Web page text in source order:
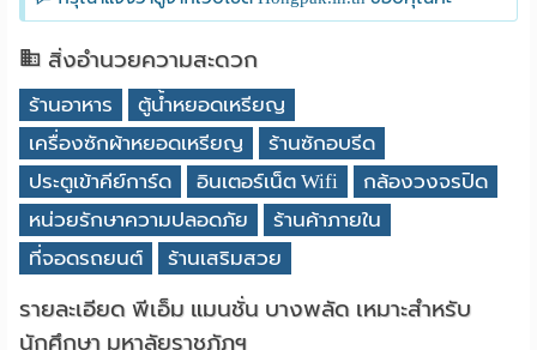
สิ่งอำนวยความสะดวก
ร้านอาหาร
ตู้น้ำหยอดเหรียญ
เครื่องซักผ้าหยอดเหรียญ
ร้านซักอบรีด
ประตูเข้าคีย์การ์ด
อินเตอร์เน็ต Wifi
กล้องวงจรปิด
หน่วยรักษาความปลอดภัย
ร้านค้าภายใน
ที่จอดรถยนต์
ร้านเสริมสวย
รายละเอียด พีเอ็ม แมนชั่น บางพลัด เหมาะสำหรับ
นักศึกษา มหาลัยราชภัฎฯ